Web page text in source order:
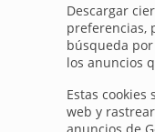
Descargar
preferencias,
búsqueda
los anuncios
Estas
web y